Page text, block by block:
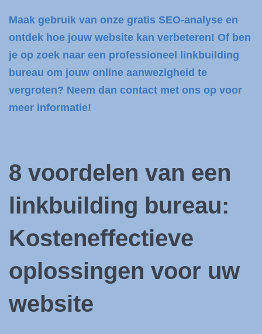
Maak gebruik van onze gratis SEO-analyse en
ontdek hoe jouw website kan verbeteren! Of ben
je op zoek naar een professioneel linkbuilding
bureau om jouw online aanwezigheid te
vergroten? Neem dan contact met ons op voor
meer informatie!
8 voordelen van een
linkbuilding bureau:
Kosteneffectieve
oplossingen voor uw
website